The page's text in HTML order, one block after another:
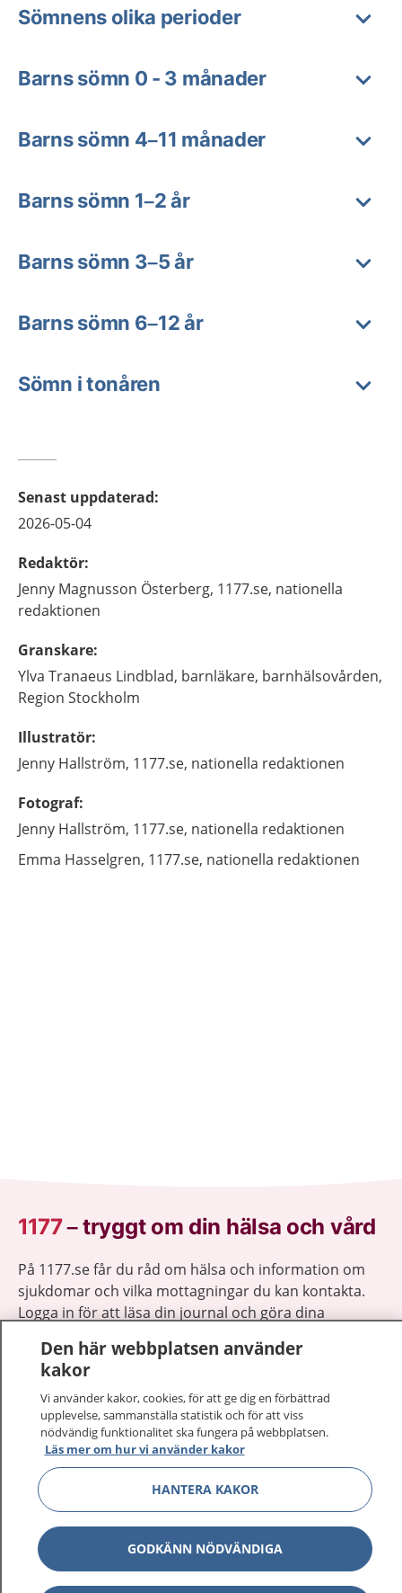
Sömnens olika perioder
Barns sömn 0 - 3 månader
Barns sömn 4–11 månader
Barns sömn 1–2 år
Barns sömn 3–5 år
Barns sömn 6–12 år
Sömn i tonåren
Senast uppdaterad:
2026-05-04
Redaktör:
Jenny Magnusson Österberg, 1177.se, nationella
redaktionen
Granskare:
Ylva Tranaeus Lindblad, barnläkare, barnhälsovården,
Region Stockholm
Illustratör:
Jenny Hallström, 1177.se, nationella redaktionen
Fotograf:
Jenny Hallström, 1177.se, nationella redaktionen
Emma Hasselgren, 1177.se, nationella redaktionen
1177–tryggt om din hälsa och vård
På 1177.se får du råd om hälsa och information om
sjukdomar och vilka mottagningar du kan kontakta.
Logga in för att läsa din journal och göra dina
sjukvårdsrådgivning dygnet runt.
1177 ger dig råd när du vill må bättre.
1177 på flera språk Visa
Om 1177 Visa
Visa
Den här webbplatsen använder
kakor
Vi använder kakor, cookies, för att ge dig en förbättrad
upplevelse, sammanställa statistik och för att viss
nödvändig funktionalitet ska fungera på webbplatsen.
Läs mer om hur vi använder kakor
HANTERA KAKOR
GODKÄNN NÖDVÄNDIGA